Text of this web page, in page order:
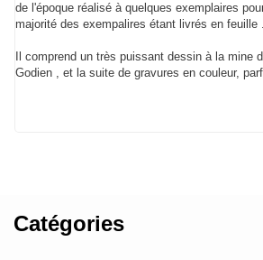
de l'époque réalisé à quelques exemplaires
majorité des exempalires étant livrés en feuille .
Il comprend un très puissant dessin à la mine
Godien , et la suite de gravures en couleur,
Catégories